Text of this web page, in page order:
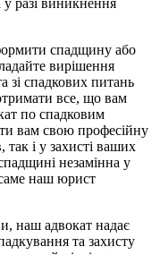
у разі виникнення
спадщину або
вирішення
зі спадкових питань
все, що вам
по спадковим
вам свою професійну
і у захисті ваших
незамінна у
наш юрист
наш адвокат надає
та захисту